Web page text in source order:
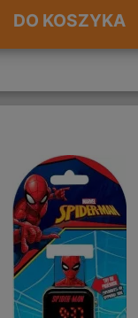
DO KOSZYKA